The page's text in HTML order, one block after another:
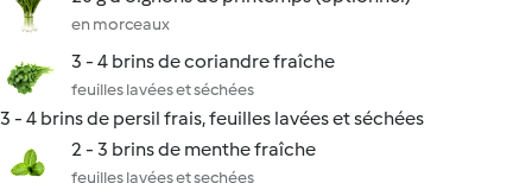
en morceaux
3 - 4 brins de coriandre fraîche
feuilles lavées et séchées
3 - 4 brins de persil frais, feuilles lavées et séchées
2 - 3 brins de menthe fraîche
feuilles lavées et sechées